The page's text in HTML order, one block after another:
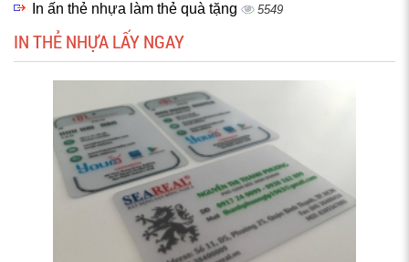
In ấn thẻ nhựa làm thẻ quà tặng 5549
IN THẺ NHỰA LẤY NGAY